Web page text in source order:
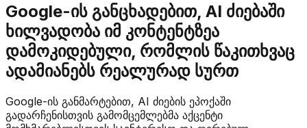
Google-ის განცხადებით, AI ძიებაში
ხილვადობა იმ კონტენტზეა
დამოკიდებული, რომლის წაკითხვაც
ადამიანებს რეალურად სურთ
Google-ის განმარტებით, AI ძიების ეპოქაში
გადარჩენისთვის გამომცემლებმა აქცენტი